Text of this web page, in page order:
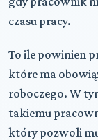
czasu pracy.
To ile powinien
które ma
roboczego. W
takiemu
który pozwoli